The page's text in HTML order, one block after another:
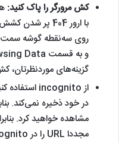
کش مرورگر را پاک کنید:
با ارور 404
روی سه‌نقطه گوشه سمت
گزینه‌های موردنظرتان،
در خود ذخیره نمی‌کند.
مجددا URL را در incognito باز کنید.